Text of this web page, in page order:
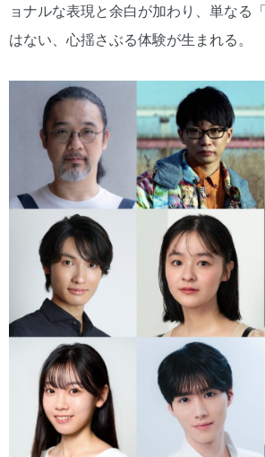
ョナルな表現と余白が加わり、単なる
はない、心揺さぶる体験が生まれる。